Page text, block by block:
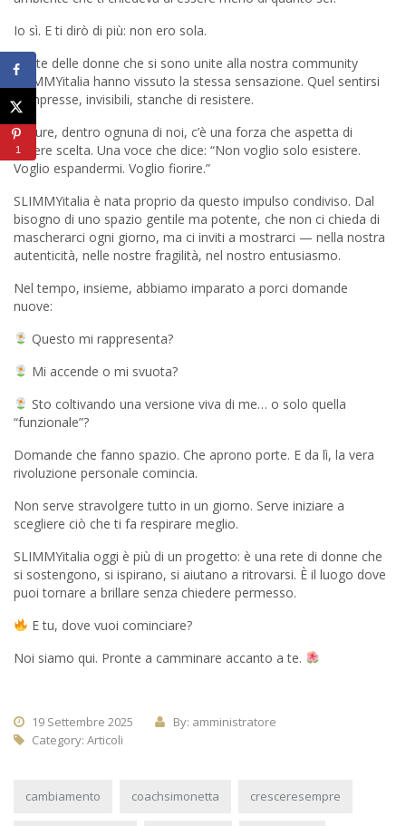
Io sì. E ti dirò di più: non ero sola.
Molte delle donne che si sono unite alla nostra community
SLIMMYitalia hanno vissuto la stessa sensazione. Quel sentirsi
compresse, invisibili, stanche di resistere.
Eppure, dentro ognuna di noi, c’è una forza che aspetta di
essere scelta. Una voce che dice: “Non voglio solo esistere.
Voglio espandermi. Voglio fiorire.”
SLIMMYitalia è nata proprio da questo impulso condiviso. Dal
bisogno di uno spazio gentile ma potente, che non ci chieda di
mascherarci ogni giorno, ma ci inviti a mostrarci — nella nostra
autenticità, nelle nostre fragilità, nel nostro entusiasmo.
Nel tempo, insieme, abbiamo imparato a porci domande
nuove:
Questo mi rappresenta?
Mi accende o mi svuota?
Sto coltivando una versione viva di me… o solo quella
“funzionale”?
Domande che fanno spazio. Che aprono porte. E da lì, la vera
rivoluzione personale comincia.
Non serve stravolgere tutto in un giorno. Serve iniziare a
scegliere ciò che ti fa respirare meglio.
SLIMMYitalia oggi è più di un progetto: è una rete di donne che
si sostengono, si ispirano, si aiutano a ritrovarsi. È il luogo dove
puoi tornare a brillare senza chiedere permesso.
E tu, dove vuoi cominciare?
Noi siamo qui. Pronte a camminare accanto a te.
19 Settembre 2025
By: amministratore
Category: Articoli
cambiamento coachsimonetta cresceresempre
1